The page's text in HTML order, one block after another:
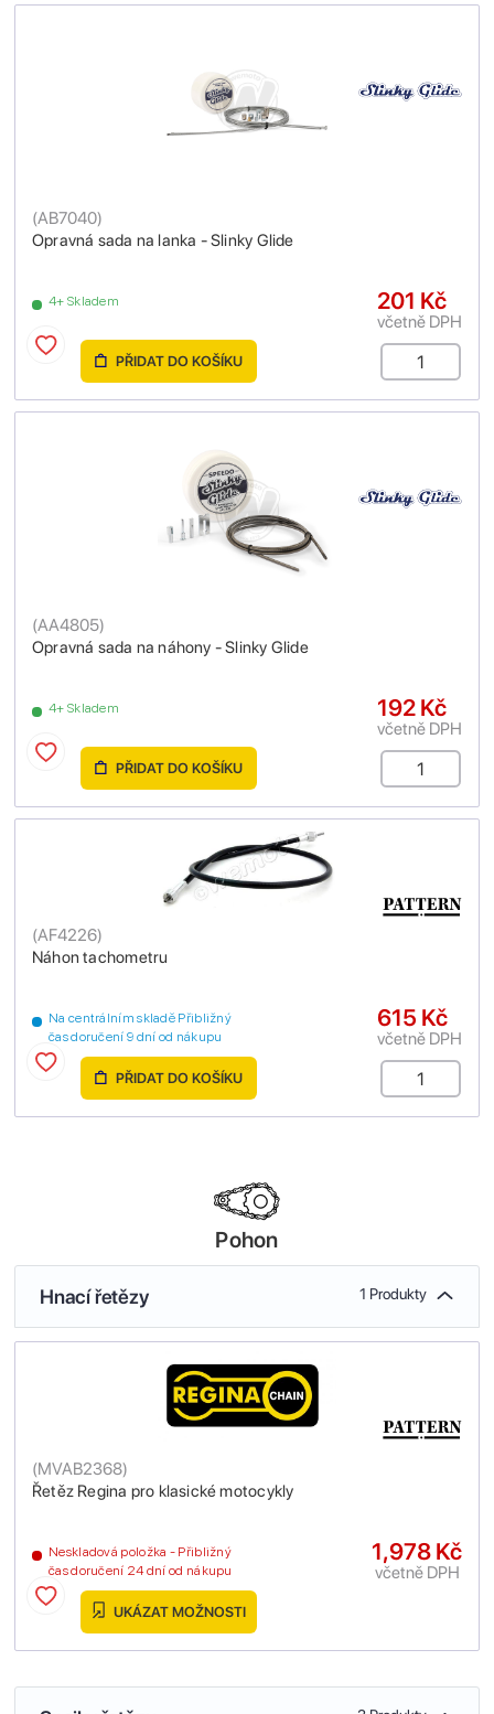
Opravná sada na lanka - Slinky Glide
(AB7040)
4+ Skladem 201 Kč
včetně DPH
PŘIDAT DO KOŠÍKU
Opravná sada na náhony - Slinky Glide
(AA4805)
4+ Skladem 192 Kč
včetně DPH
PŘIDAT DO KOŠÍKU
Náhon tachometru
(AF4226)
Na centrálním skladě Přibližný
čas doručení 9 dní od nákupu
615 Kč
včetně DPH
PŘIDAT DO KOŠÍKU
Pohon
Hnací řetězy 1 Produkty
Řetěz Regina pro klasické motocykly
(MVAB2368)
Neskladová položka - Přibližný
čas doručení 24 dní od nákupu
1,978 Kč
včetně DPH
UKÁZAT MOŽNOSTI